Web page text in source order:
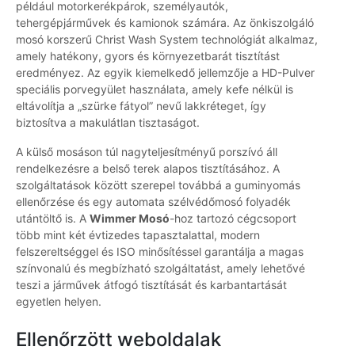
például motorkerékpárok, személyautók,
tehergépjárművek és kamionok számára. Az önkiszolgáló
mosó korszerű Christ Wash System technológiát alkalmaz,
amely hatékony, gyors és környezetbarát tisztítást
eredményez. Az egyik kiemelkedő jellemzője a HD-Pulver
speciális porvegyület használata, amely kefe nélkül is
eltávolítja a „szürke fátyol” nevű lakkréteget, így
biztosítva a makulátlan tisztaságot.
A külső mosáson túl nagyteljesítményű porszívó áll
rendelkezésre a belső terek alapos tisztításához. A
szolgáltatások között szerepel továbbá a guminyomás
ellenőrzése és egy automata szélvédőmosó folyadék
utántöltő is. A Wimmer Mosó-hoz tartozó cégcsoport
több mint két évtizedes tapasztalattal, modern
felszereltséggel és ISO minősítéssel garantálja a magas
színvonalú és megbízható szolgáltatást, amely lehetővé
teszi a járművek átfogó tisztítását és karbantartását
egyetlen helyen.
Ellenőrzött weboldalak